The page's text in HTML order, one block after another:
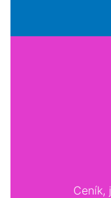
Ceník,